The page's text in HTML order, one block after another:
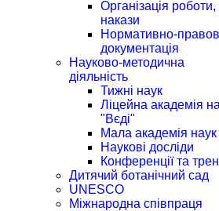
Організація роботи,
накази
Нормативно-
документація
Науково-методична
діяльність
Тижні наук
Ліцейна академія
"Вєді"
Мала академія наук
Наукові досліди
Конференції та
Дитячий ботанічний сад
UNESCO
Міжнародна співпраця